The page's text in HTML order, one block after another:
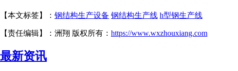
【本文标签】： 钢结构生产设备 钢结构生产线 h型钢生产线
【责任编辑】：洲翔 版权所有： https://www.wxzhouxiang.com
最新资讯